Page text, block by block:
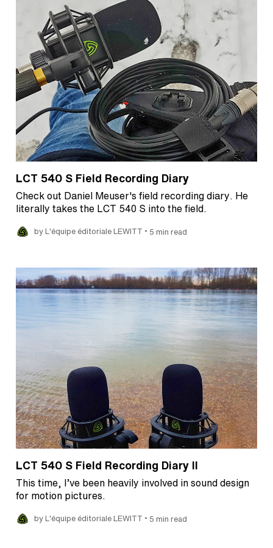
LCT 540 S Field Recording Diary
Check out Daniel Meuser's field recording diary. He
literally takes the LCT 540 S into the field.
by L'équipe éditoriale LEWITT • 5 min read
LCT 540 S Field Recording Diary II
This time, I’ve been heavily involved in sound design
for motion pictures.
by L'équipe éditoriale LEWITT • 5 min read